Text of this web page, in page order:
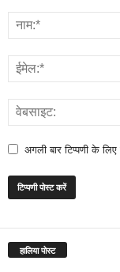
अगली बार टिप्पणी के
हालिया पोस्ट